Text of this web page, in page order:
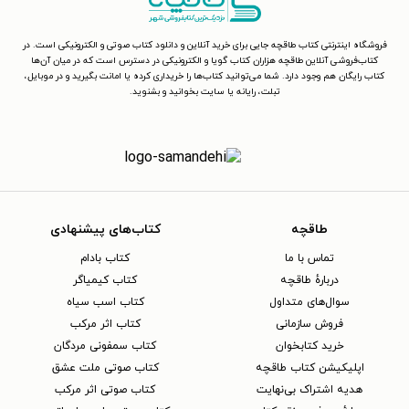
فروشگاه اینترنتی کتاب طاقچه جایی برای خرید آنلاین و دانلود کتاب صوتی و الکترونیکی است. در
کتاب‌فروشی آنلاین طاقچه هزاران کتاب گویا و الکترونیکی در دسترس است که در میان آن‌ها
کتاب رایگان هم وجود دارد. شما می‌توانید کتاب‌ها را خریداری کرده یا امانت بگیرید و در موبایل،
تبلت، رایانه یا سایت بخوانید و بشنوید.
طاقچه
تماس با ما
دربارهٔ طاقچه
سوال‌های متداول
فروش سازمانی
خرید کتابخوان
اپلیکیشن کتاب طاقچه
هدیه اشتراک بی‌نهایت
کتاب‌های پیشنهادی
کتاب بادام
کتاب کیمیاگر
کتاب اسب سیاه
کتاب اثر مرکب
کتاب سمفونی مردگان
کتاب صوتی ملت عشق
کتاب صوتی اثر مرکب